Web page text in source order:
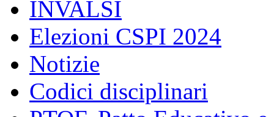
INVALSI
Elezioni CSPI 2024
Notizie
Codici disciplinari